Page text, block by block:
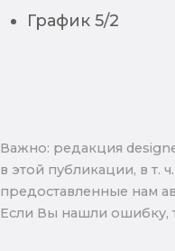
График 5/2
Важно: pедакция
в этой публикации, в т.
предоставленные нам
Если Вы нашли ошибку,